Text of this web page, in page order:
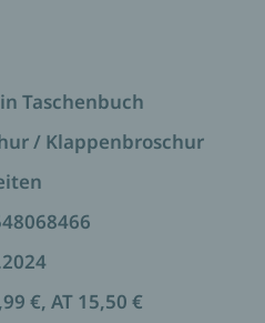
Taschenbuch
/ Klappenbroschur
€, AT 15,50 €